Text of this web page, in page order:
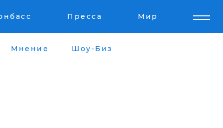
Пресса Мир
Мнение Шоу-Биз